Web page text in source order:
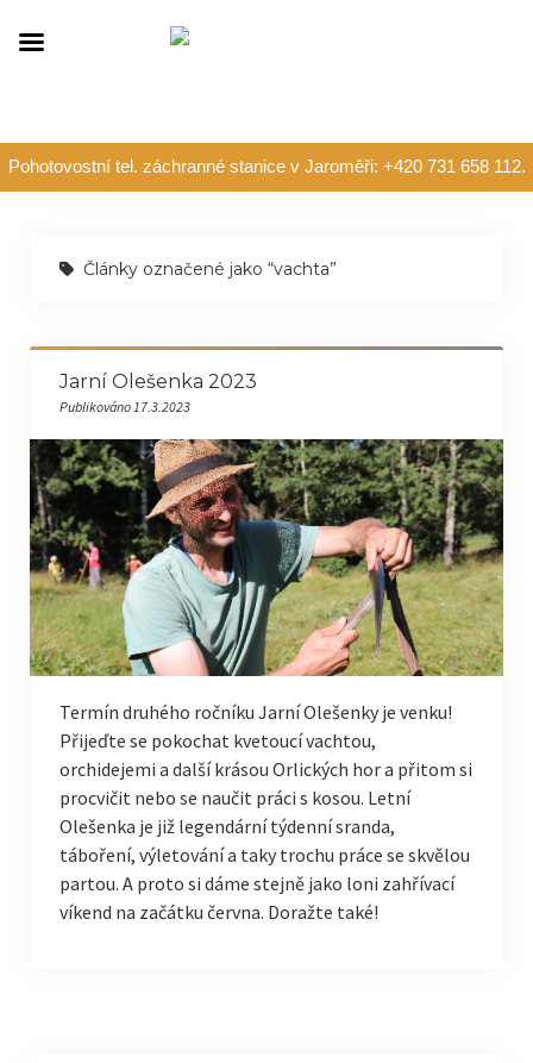
Pohotovostní tel. záchranné stanice v Jaroměři: +420 731 658 112.
Články označené jako “vachta”
Jarní Olešenka 2023
Publikováno 17.3.2023
Termín druhého ročníku Jarní Olešenky je venku!
Přijeďte se pokochat kvetoucí vachtou,
orchidejemi a další krásou Orlických hor a přitom si
procvičit nebo se naučit práci s kosou. Letní
Olešenka je již legendární týdenní sranda,
táboření, výletování a taky trochu práce se skvělou
partou. A proto si dáme stejně jako loni zahřívací
víkend na začátku června. Doražte také!